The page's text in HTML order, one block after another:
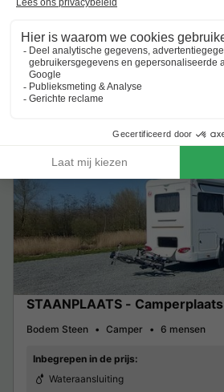
Zie aanbiedingen
STAANPLAATS -
Bodem Steen Camper 6 mensen
Inbegrepen in de prijs:
Wateraansluiting